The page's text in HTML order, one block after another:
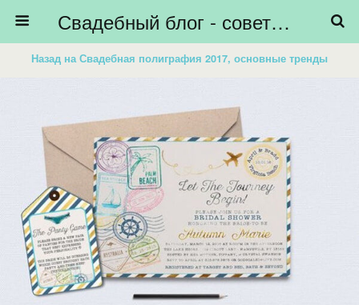
Свадебный блог - советы невестам, подготовка к свадьбе - HiBride
Назад на Свадебная полиграфия 2017, основные тренды